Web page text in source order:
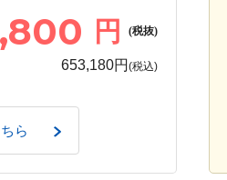
円 (税抜)
653,180円 (税込)
ら